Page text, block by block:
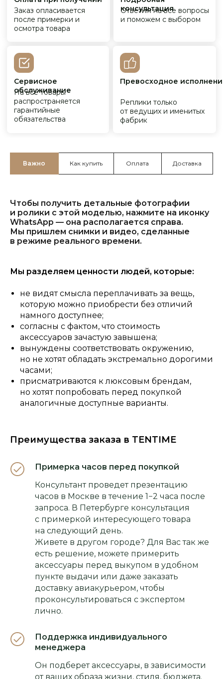
Важно Как купить Оплата Доставка
Чтобы получить детальные фотографии
и ролики с этой моделью, нажмите на иконку
WhatsApp — она располагается справа.
Мы пришлем снимки и видео, сделанные
в режиме реального времени.
Мы разделяем ценности людей, которые:
не видят смысла переплачивать за вещь,
которую можно приобрести без отличий
намного доступнее;
согласны с фактом, что стоимость
аксессуаров зачастую завышена;
вынуждены соответствовать окружению,
но не хотят обладать экстремально дорогими
часами;
присматриваются к люксовым брендам,
но хотят попробовать перед покупкой
аналогичные доступные варианты.
Преимущества заказа в TENTIME
Примерка часов перед покупкой
Консультант проведет презентацию
часов в Москве в течение 1−2 часа после
запроса. В Петербурге консультация
с примеркой интересующего товара
на следующий день.
Живете в другом городе? Для Вас так же
есть решение, можете примерить
аксессуары перед выкупом в удобном
пункте выдачи или даже заказать
доставку авиакурьером, чтобы
проконсультироваться с экспертом
лично.
Поддержка индивидуального
менеджера
Он подберет аксессуары, в зависимости
от ваших образа жизни, стиля, бюджета.